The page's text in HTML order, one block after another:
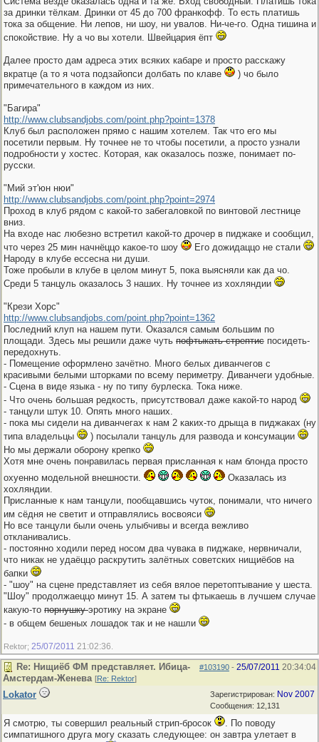
за дринки тёлкам. Дринки от 45 до 700 франкофф. То есть платишь
тока за общение. Ни лепов, ни шоу, ни увалов. Ни-че-го. Одна тишина и
спокойствие. Ну а чо вы хотели. Швейцария ёпт
Далее просто дам адреса этих всяких кабаре и просто расскажу
вкратце (а то я чота подзайопси долбать по клаве
) чо было
примечательного в каждом из них.
"Багира"
http://www.clubsandjobs.com/point.php?point=1378
Клуб был расположен прямо с нашим хотелем. Так что его мы
посетили первым. Ну точнее не то чтобы посетили, а просто узнали
подробности у хостес. Которая, как оказалось позже, понимает по-
русски.
"Мий эт'юн нюи"
http://www.clubsandjobs.com/point.php?point=2974
Проход в клуб рядом с какой-то забегаловкой по винтовой лестнице
вниз.
На входе нас любезно встретил какой-то дрочер в пиджаке и сообщил,
что через 25 мин начнёццо какое-то шоу
Его дожидаццо не стали
Народу в клубе ессесна ни души.
Тоже пробыли в клубе в целом минут 5, пока выясняли как да чо.
Среди 5 танцуль оказалось 3 наших. Ну точнее из хохляндии
"Крези Хорс"
http://www.clubsandjobs.com/point.php?point=1362
Последний клуп на нашем пути. Оказался самым большим по
площади. Здесь мы решили даже чуть пофтыкать стрептис посидеть-
передохнуть.
- Помещение оформлено зачётно. Много белых диванчегов с
красивыми белыми шторками по всему периметру. Диванчеги удобные.
- Сцена в виде языка - ну по типу бурлеска. Тока ниже.
- Что очень большая редкость, присутствовал даже какой-то народ
- танцули штук 10. Опять много наших.
- пока мы сидели на диванчегах к нам 2 каких-то дрыща в пиджаках (ну
типа владельцы
) посылали танцуль для развода и консумации
Но мы держали оборону крепко
Хотя мне очень понравилась первая присланная к нам блонда просто
охуенно модельной внешности.
Оказалась из
хохляндии.
Присланные к нам танцули, пообщавшись чуток, понимали, что ничего
им сёдня не светит и отправлялись восвояси
Но все танцули были очень улыбчивы и всегда вежливо
откланивались.
- постоянно ходили перед носом два чувака в пиджаке, нервничали,
что никак не удаёццо раскрутить залётных советских нищиёбов на
бапки
- "шоу" на сцене представляет из себя вялое перетоптывание у шеста.
"Шоу" продолжаеццо минут 15. А затем ты фтыкаешь в лучшем случае
какую-то порнушкуэротику на экране
- в общем бешеных лошадок так и не нашли
Rektor; 25/07/2011 21:02:36
#103190 - 25/07/2011 20:34:04
Re: Нищиёб ФМ представляет. Ибица-
Амстердам-Женева [Re: Rektor]
Зарегистрирован: Nov 2007
Сообщения: 12,131
Lokator
Я смотрю, ты совершил реальный стрип-бросок
. По поводу
симпатишного друга могу сказать следующее: он завтра улетает в